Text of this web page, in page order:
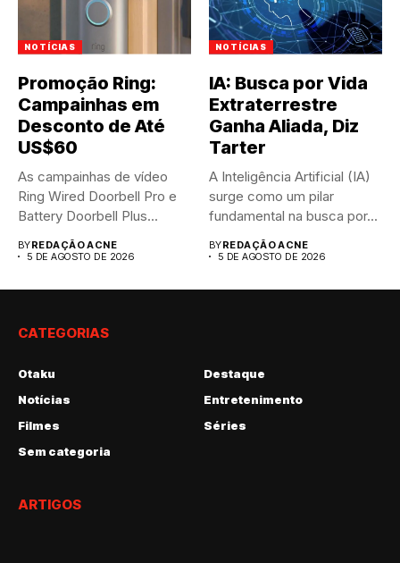
NOTÍCIAS
Promoção Ring:
Campainhas em
Desconto de Até
US$60
As campainhas de vídeo
Ring Wired Doorbell Pro e
Battery Doorbell Plus...
BYREDAÇÃO ACNE
5 DE AGOSTO DE 2026
NOTÍCIAS
IA: Busca por Vida
Extraterrestre
Ganha Aliada, Diz
Tarter
A Inteligência Artificial (IA)
surge como um pilar
fundamental na busca por...
BYREDAÇÃO ACNE
5 DE AGOSTO DE 2026
CATEGORIAS
Otaku
Destaque
Notícias
Entretenimento
Filmes
Séries
Sem categoria
ARTIGOS